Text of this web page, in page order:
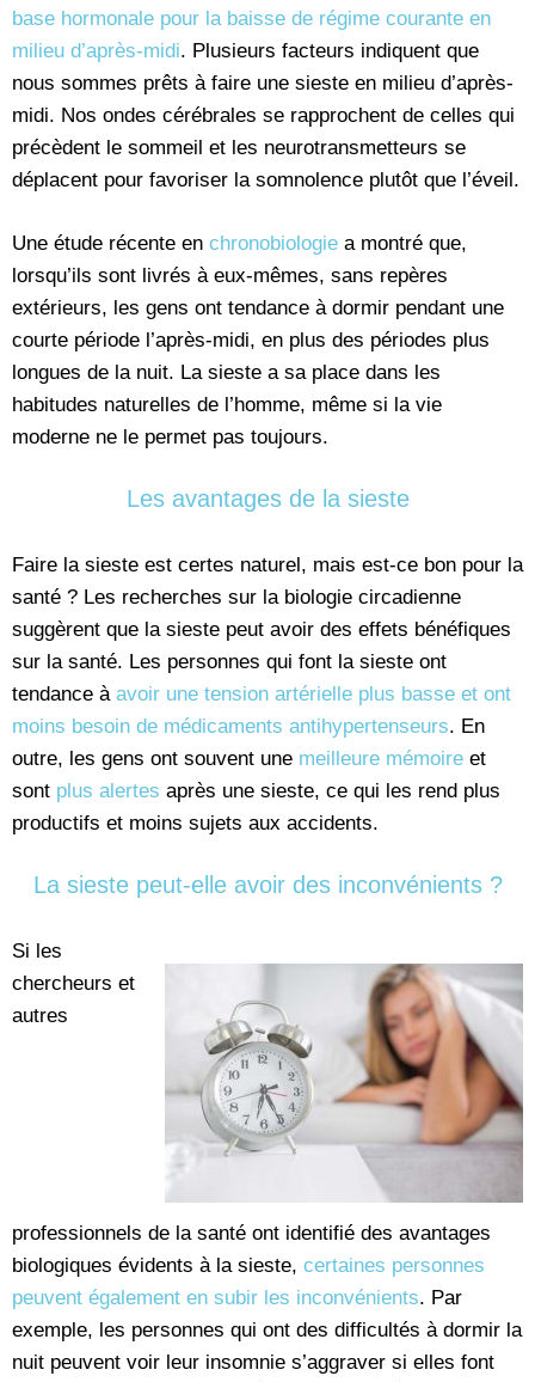
base hormonale pour la baisse de régime courante en
milieu d’après-midi. Plusieurs facteurs indiquent que
nous sommes prêts à faire une sieste en milieu d’après-
midi. Nos ondes cérébrales se rapprochent de celles qui
précèdent le sommeil et les neurotransmetteurs se
déplacent pour favoriser la somnolence plutôt que l’éveil.
Une étude récente en chronobiologie a montré que,
lorsqu’ils sont livrés à eux-mêmes, sans repères
extérieurs, les gens ont tendance à dormir pendant une
courte période l’après-midi, en plus des périodes plus
longues de la nuit. La sieste a sa place dans les
habitudes naturelles de l’homme, même si la vie
moderne ne le permet pas toujours.
Les avantages de la sieste
Faire la sieste est certes naturel, mais est-ce bon pour la
santé ? Les recherches sur la biologie circadienne
suggèrent que la sieste peut avoir des effets bénéfiques
sur la santé. Les personnes qui font la sieste ont
tendance à avoir une tension artérielle plus basse et ont
moins besoin de médicaments antihypertenseurs. En
outre, les gens ont souvent une meilleure mémoire et
sont plus alertes après une sieste, ce qui les rend plus
productifs et moins sujets aux accidents.
La sieste peut-elle avoir des inconvénients ?
Si les
chercheurs et
autres
professionnels de la santé ont identifié des avantages
biologiques évidents à la sieste, certaines personnes
peuvent également en subir les inconvénients. Par
exemple, les personnes qui ont des difficultés à dormir la
nuit peuvent voir leur insomnie s’aggraver si elles font